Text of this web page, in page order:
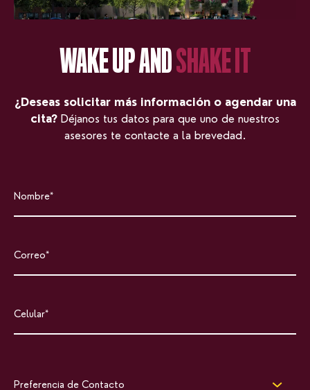
WAKE UP ANDSHAKE IT
¿Deseas solicitar más información o agendar una
cita? Déjanos tus datos para que uno de nuestros
asesores te contacte a la brevedad.
Preferencia de Contacto